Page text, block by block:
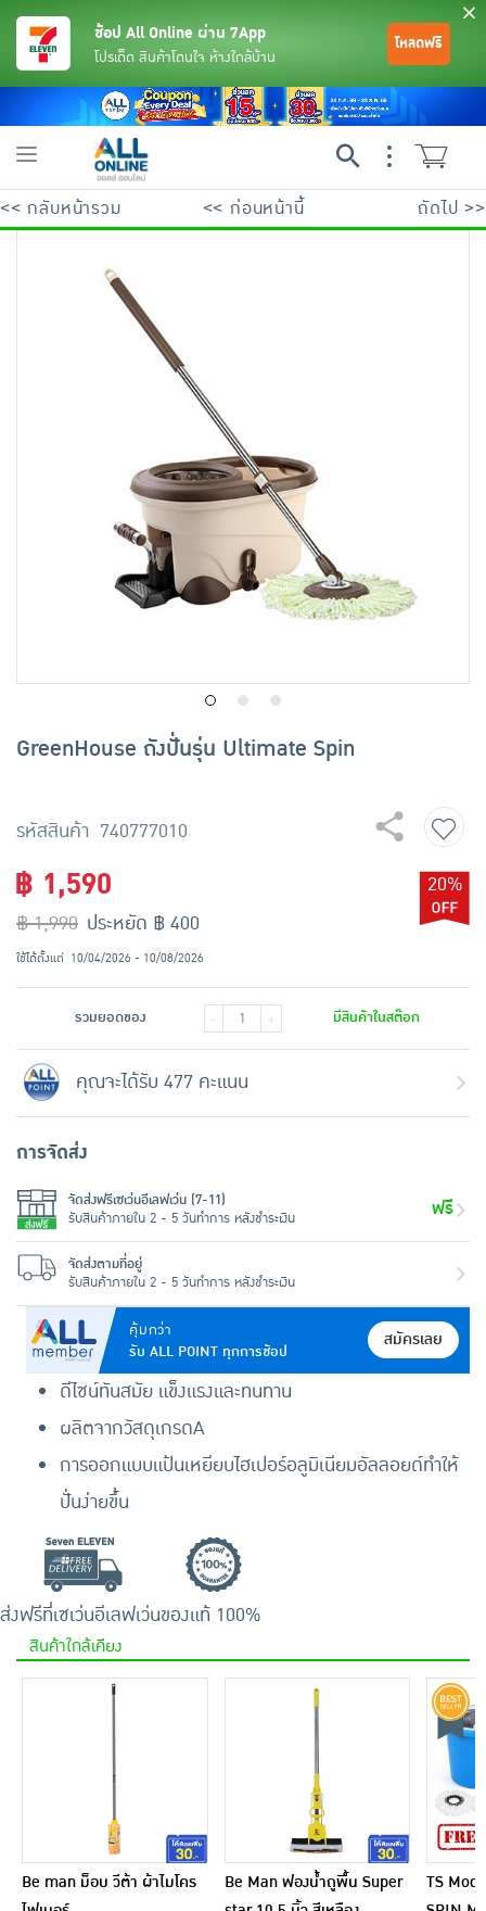
เครื่องปรุงรสและของแห้ง
ขนมขบเคี้ยว และช็อคโกแลต
อาหารสด ผัก ผลไม้และเบเกอรี่
ช้อป All Online ผ่าน 7App
โปรเด็ด สินค้าโดนใจ ห้างใกล้บ้าน
โหลดฟรี
Toggle
<< กลับหน้ารวม << ก่อนหน้านี้ ถัดไป >>
GreenHouse ถังปั่นรุ่น Ultimate Spin
รหัสสินค้า 740777010
คุ้มกว่า
รับ ALL POINT ทุกการช้อป
สมัครเลย
ดีไซน์ทันสมัย แข็งแรงและทนทาน
ผลิตจากวัสดุเกรดA
การออกแบบแป้นเหยียบไฮเปอร์อลูมิเนียมอัลลอยด์ทำให้
ปั่นง่ายขึ้น
฿ 1,590
฿ 1,990
20%
ประหยัด ฿ 400
ใช้ได้ตั้งแต่ 10/04/2026 - 10/08/2026
รวมยอดของ - + มีสินค้าในสต๊อก
คุณจะได้รับ 477 คะแนน
การจัดส่ง
จัดส่งฟรีเซเว่นอีเลฟเว่น (7-11)
รับสินค้าภายใน 2 - 5 วันทำการ หลังชำระเงิน
ฟรี
จัดส่งตามที่อยู่
รับสินค้าภายใน 2 - 5 วันทำการ หลังชำระเงิน
ส่งฟรีที่เซเว่นอีเลฟเว่นของแท้ 100%
สินค้าใกล้เคียง
Be man ม็อบ วีต้า ผ้าไมโคร
Be Man ฟองน้ำถูพื้น Super
TS